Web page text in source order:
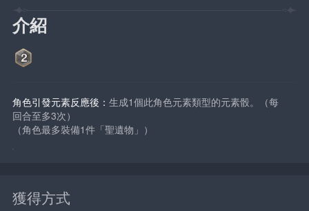
介紹
角色引發元素反應後：生成1個此角色元素類型的元素骰。（每
回合至多3次）
（角色最多裝備1件「聖遺物」）
獲得方式